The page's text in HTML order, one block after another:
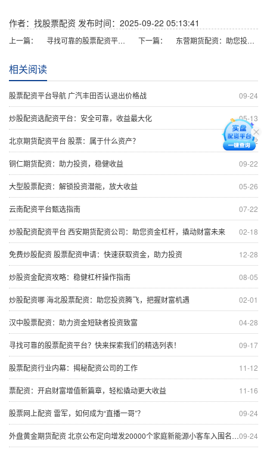
作者：找股票配资 发布时间：2025-09-22 05:13:41
上一篇： 寻找可靠的股票配资平台？快来探索我们的精选列表！ 下一篇： 东营期货配资：助您投资腾飞，把握财富机遇
相关阅读
09-24
股票配资平台导航 广汽丰田否认退出价格战
05-13
炒股配资选配资平台：安全可靠，收益最大化
02-22
北京期货配资平台 股票：属于什么资产？
09-22
铜仁期货配资：助力投资，稳健收益
05-26
大型股票配资：解锁投资潜能，放大收益
07-22
云南配资平台甄选指南
02-18
炒股配资配资平台 西安期货配资公司：助您资金杠杆，撬动财富未来
12-28
免费炒股配资 股票配资申请：快速获取资金，助力投资
08-05
炒股资金配资攻略：稳健杠杆操作指南
02-01
炒股配资哪 海北股票配资：助您投资腾飞，把握财富机遇
04-28
汉中股票配资：助力资金短缺者投资致富
09-17
寻找可靠的股票配资平台？快来探索我们的精选列表！
11-12
股票配资行业内幕：揭秘配资公司的工作
11-16
票配资：开启财富增值新篇章，轻松撬动更大收益
09-24
股票网上配资 雷军，如何成为“直播一哥”？
09-24
外盘黄金期货配资 北京公布定向增发20000个家庭新能源小客车入围名单 最低入围家庭总积分为54分